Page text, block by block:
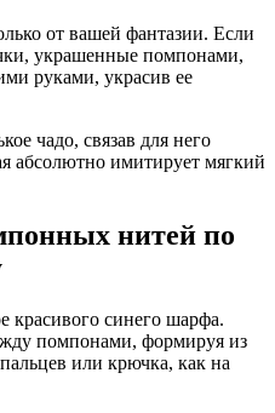
от вашей фантазии. Если
украшенные помпонами,
руками, украсив ее
чадо, связав для него
абсолютно имитирует мягкий
нитей по
красивого синего шарфа.
помпонами, формируя из
или крючка, как на